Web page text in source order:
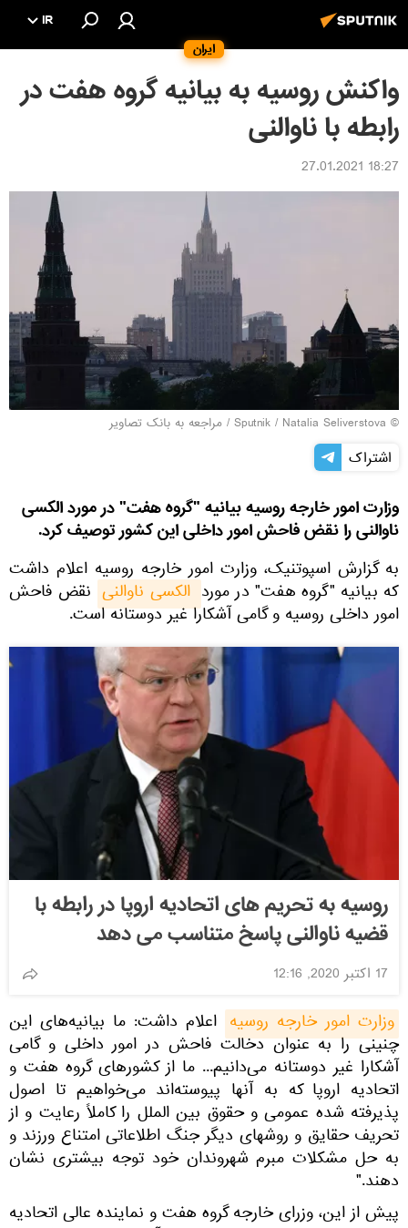
ایران
IR
واکنش روسیه به بیانیه گروه هفت در
رابطه با ناوالنی
18:27 27.01.2021
© Sputnik / Natalia Seliverstova
/ مراجعه به بانک تصاویر
اشتراک
وزارت امور خارجه روسیه بیانیه "گروه هفت" در مورد الکسی
ناوالنی را نقض فاحش امور داخلی این کشور توصیف کرد.
به گزارش اسپوتنیک، وزارت امور خارجه روسیه اعلام داشت
که بیانیه "گروه هفت" در مورد الکسی ناوالنی نقض فاحش
امور داخلی روسیه و گامی آشکارا غیر دوستانه است.
روسیه به تحریم های اتحادیه اروپا در رابطه با
قضیه ناوالنی پاسخ متناسب می دهد
17 اکتبر 2020, 12:16
وزارت امور خارجه روسیه اعلام داشت: ما بیانیه‌های این
چنینی را به عنوان دخالت فاحش در امور داخلی و گامی
آشکارا غیر دوستانه می‌دانیم... ما از کشورهای گروه هفت و
اتحادیه اروپا که به آنها پیوسته‌اند می‌خواهیم تا اصول
پذیرفته شده عمومی و حقوق بین الملل را کاملاً رعایت و از
تحریف حقایق و روشهای دیگر جنگ اطلاعاتی امتناع ورزند و
به حل مشکلات مبرم شهروندان خود توجه بیشتری نشان
دهند."
پیش از این، وزرای خارجه گروه هفت و نماینده عالی اتحادیه